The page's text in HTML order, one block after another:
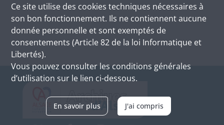
Ce site utilise des cookies techniques nécessaires à
son bon fonctionnement. Ils ne contiennent aucune
donnée personnelle et sont exemptés de
consentements (Article 82 de la loi Informatique et
Libertés).
Vous pouvez consulter les conditions générales
d’utilisation sur le lien ci-dessous.
En savoir plus J'ai compris